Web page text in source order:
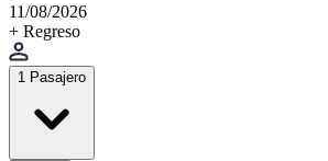
11/08/2026
+ Regreso
1 Pasajero